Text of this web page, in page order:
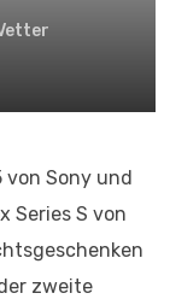
von Sony und
Series S von
zweite